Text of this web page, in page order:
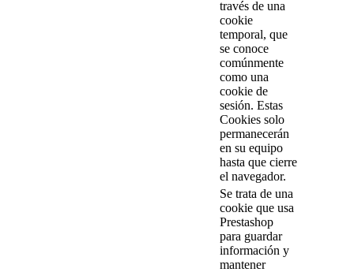
través de una
cookie
temporal, que
se conoce
comúnmente
como una
cookie de
sesión. Estas
Cookies solo
permanecerán
en su equipo
hasta que cierre
el navegador.
Se trata de una
cookie que usa
Prestashop
para guardar
información y
mantener